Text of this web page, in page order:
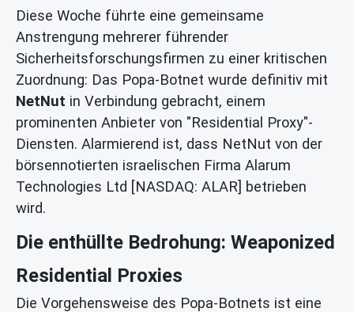
Diese Woche führte eine gemeinsame
Anstrengung mehrerer führender
Sicherheitsforschungsfirmen zu einer kritischen
Zuordnung: Das Popa-Botnet wurde definitiv mit
NetNut in Verbindung gebracht, einem
prominenten Anbieter von "Residential Proxy"-
Diensten. Alarmierend ist, dass NetNut von der
börsennotierten israelischen Firma Alarum
Technologies Ltd [NASDAQ: ALAR] betrieben
wird.
Die enthüllte Bedrohung: Weaponized
Residential Proxies
Die Vorgehensweise des Popa-Botnets ist eine